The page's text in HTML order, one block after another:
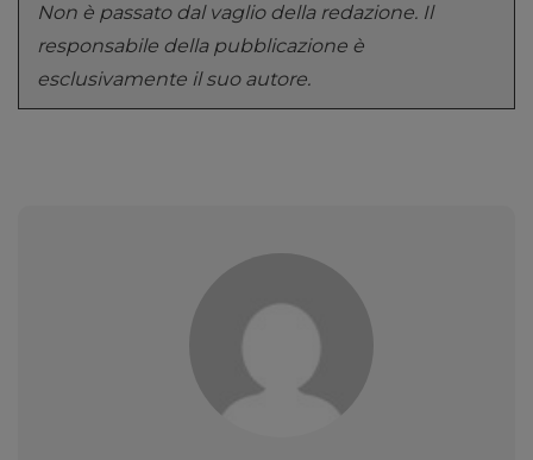
Non è passato dal vaglio della redazione. Il
responsabile della pubblicazione è
esclusivamente il suo autore.